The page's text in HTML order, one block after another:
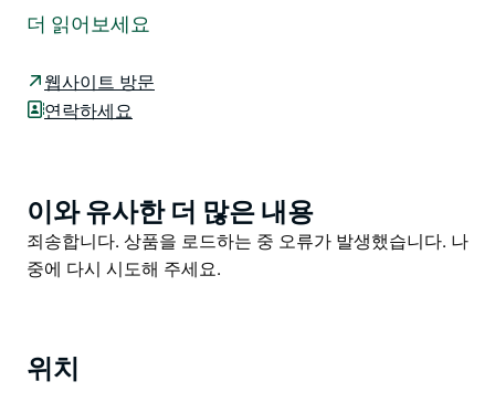
있는 포큐파인 전망대 근처에 자리 잡은 애솔 갤런 공원은
에이커(약 2만 제곱미터)의 부지에 조성된 이 공원은 소중
한 지역 사회의 휴식처입니다.
아이들은 놀이터 주변을 도는 자전거 트랙에서 신나게 뛰
어놀 수 있습니다.
공원을 둘러싼 유칼립투스 나무들을 올려다보세요. 운이
조용한 피크닉 아이들의 놀이 시간 또는 자연을 만끽하고
더 읽어보세요
웹사이트 방문
연락하세요
Product
List
이와 유사한 더 많은 내용
Product
List
죄송합니다. 상품을 로드하는 중 오류가 발생했습니다. 나
중에 다시 시도해 주세요.
위치